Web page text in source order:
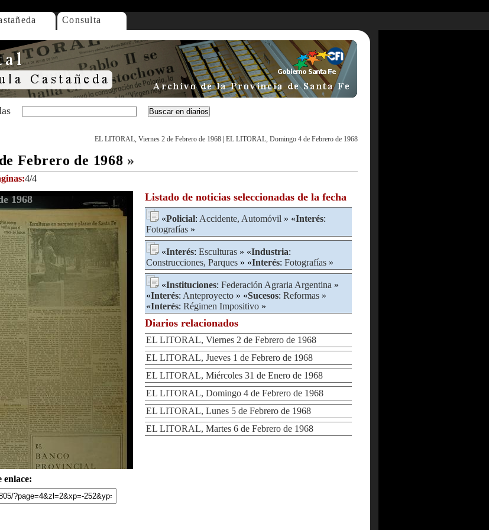
Consulta
EL LITORAL, Viernes 2 de Febrero de 1968 EL LITORAL, Domingo 4 de Febrero de 1968
Febrero de 1968 »
4/4
1968
enlace:
Listado de noticias seleccionadas de la fecha
«Policial: Accidente, Automóvil » «Interés:
Fotografías »
«Interés: Esculturas » «Industria:
Construcciones, Parques » «Interés: Fotografías »
«Instituciones: Federación Agraria Argentina »
«Interés: Anteproyecto » «Sucesos: Reformas »
«Interés: Régimen Impositivo »
Diarios relacionados
EL LITORAL, Viernes 2 de Febrero de 1968
EL LITORAL, Jueves 1 de Febrero de 1968
EL LITORAL, Miércoles 31 de Enero de 1968
EL LITORAL, Domingo 4 de Febrero de 1968
EL LITORAL, Lunes 5 de Febrero de 1968
EL LITORAL, Martes 6 de Febrero de 1968